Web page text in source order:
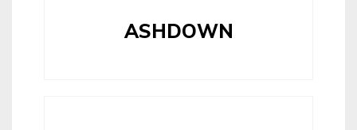
ASHDOWN